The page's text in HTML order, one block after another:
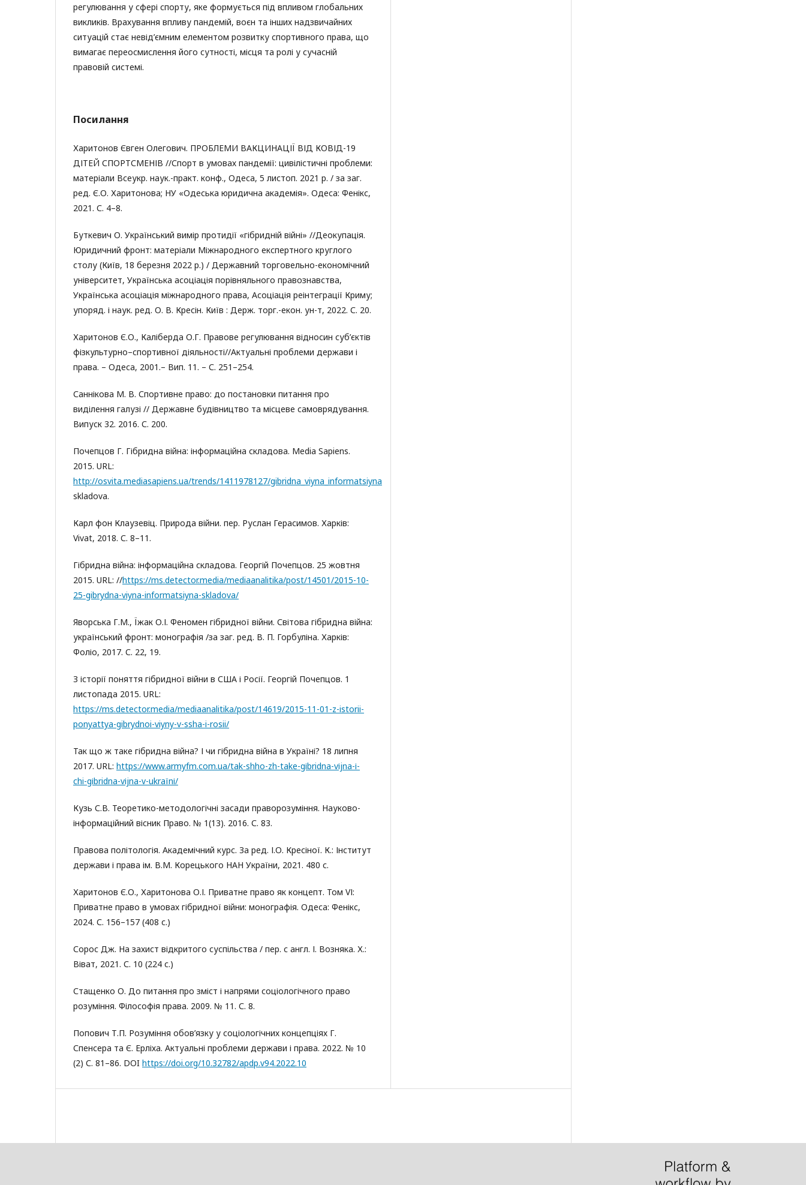
регулювання у сфері спорту, яке формується під впливом глобальних
викликів. Врахування впливу пандемій, воєн та інших надзвичайних
ситуацій стає невід’ємним елементом розвитку спортивного права, що
вимагає переосмислення його сутності, місця та ролі у сучасній
правовій системі.
Посилання
Харитонов Євген Олегович. ПРОБЛЕМИ ВАКЦИНАЦІЇ ВІД КОВІД-19
ДІТЕЙ СПОРТСМЕНІВ //Спорт в умовах пандемії: цивілістичні проблеми:
матеріали Всеукр. наук.-практ. конф., Одеса, 5 листоп. 2021 р. / за заг.
ред. Є.О. Харитонова; НУ «Одеська юридична академія». Одеса: Фенікс,
2021. С. 4–8.
Буткевич О. Український вимір протидії «гібридній війні» //Деокупація.
Юридичний фронт: матеріали Міжнародного експертного круглого
столу (Київ, 18 березня 2022 р.) / Державний торговельно-економічний
університет, Українська асоціація порівняльного правознавства,
Українська асоціація міжнародного права, Асоціація реінтеграції Криму;
упоряд. і наук. ред. О. В. Кресін. Київ : Держ. торг.-екон. ун-т, 2022. С. 20.
Харитонов Є.О., Каліберда О.Г. Правове регулювання відносин суб’єктів
фізкультурно–спортивної діяльності//Актуальні проблеми держави і
права. – Одеса, 2001.– Вип. 11. – С. 251–254.
Саннікова М. В. Спортивне право: до постановки питання про
виділення галузі // Державне будівництво та місцеве самоврядування.
Випуск 32. 2016. С. 200.
Почепцов Г. Гібридна війна: інформаційна складова. Media Sapiens.
2015. URL:
http://osvita.mediasapiens.ua/trends/1411978127/gibridna_viyna_informatsiyna
skladova.
Карл фон Клаузевіц. Природа війни. пер. Руслан Герасимов. Харків:
Vivat, 2018. С. 8–11.
Гібридна війна: інформаційна складова. Георгій Почепцов. 25 жовтня
2015. URL: //https://ms.detector.media/mediaanalitika/post/14501/2015-10-
25-gibrydna-viyna-informatsiyna-skladova/
Яворська Г.М., Їжак О.І. Феномен гібридної війни. Світова гібридна війна:
український фронт: монографія /за заг. ред. В. П. Горбуліна. Харків:
Фоліо, 2017. С. 22, 19.
З історії поняття гібридної війни в США і Росії. Георгій Почепцов. 1
листопада 2015. URL:
https://ms.detector.media/mediaanalitika/post/14619/2015-11-01-z-istorii-
ponyattya-gibrydnoi-viyny-v-ssha-i-rosii/
Так що ж таке гібридна війна? І чи гібридна війна в Україні? 18 липня
2017. URL: https://www.armyfm.com.ua/tak-shho-zh-take-gіbridna-vіjna-і-
chi-gіbridna-vіjna-v-ukraїnі/
Кузь С.В. Теоретико-методологічні засади праворозуміння. Науково-
інформаційний вісник Право. № 1(13). 2016. С. 83.
Правова політологія. Академічний курс. За ред. І.О. Кресіної. К.: Інститут
держави і права ім. В.М. Корецького НАН України, 2021. 480 с.
Харитонов Є.О., Харитонова О.І. Приватне право як концепт. Том VІ:
Приватне право в умовах гібридної війни: монографія. Одеса: Фенікс,
2024. С. 156–157 (408 с.)
Сорос Дж. На захист відкритого суспільства / пер. с англ. І. Возняка. Х.:
Віват, 2021. С. 10 (224 с.)
Стащенко О. До питання про зміст і напрями соціологічного право
розуміння. Філософія права. 2009. № 11. С. 8.
Попович Т.П. Розуміння обов’язку у соціологічних концепціях Г.
Спенсера та Є. Ерліха. Актуальні проблеми держави і права. 2022. № 10
(2) С. 81–86. DOI https://doi.org/10.32782/apdp.v94.2022.10